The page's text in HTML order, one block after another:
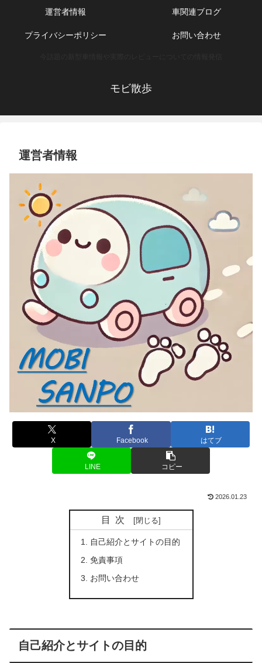
モビ散歩
運営者情報 車関連ブログ
プライバシーポリシー お問い合わせ
運営者情報
X Facebook はてブ
LINE コピー
2026.01.23
目次
自己紹介とサイトの目的
免責事項
お問い合わせ
自己紹介とサイトの目的